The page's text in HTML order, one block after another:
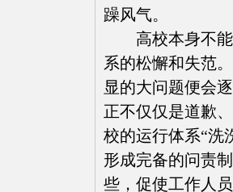
躁风气。
高校本身不能
系的松懈和失范
显的大问题便会
正不仅仅是道歉
校的运行体系“洗
形成完备的问责
些，促使工作人